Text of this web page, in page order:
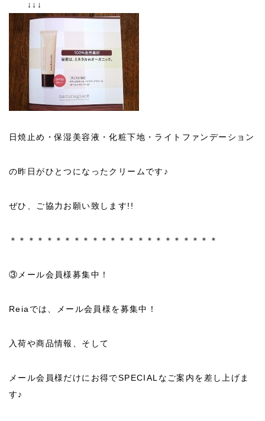
↓↓↓
日焼止め・保湿美容液・化粧下地・ライトファンデーション
の昨日がひとつになったクリームです♪
ぜひ、ご協力お願い致します!!
＊＊＊＊＊＊＊＊＊＊＊＊＊＊＊＊＊＊＊＊＊＊＊
③メール会員様募集中！
Reiaでは、メール会員様を募集中！
入荷や商品情報、そして
メール会員様だけにお得でSPECIALなご案内を差し上げま
す♪